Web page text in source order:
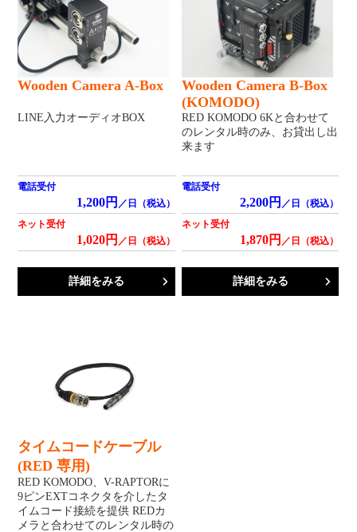
Wooden Camera A-Box
LINE入力オーディオBOX
電話受付
1,200円 ／日（税込）
ネット受付
1,020円 ／日（税込）
詳細をみる
Wooden Camera B-Box
(KOMODO)
RED KOMODO 6Kと合わせて
のレンタル時のみ、お貸出し出
来ます
電話受付
2,200円 ／日（税込）
ネット受付
1,870円 ／日（税込）
詳細をみる
タイムコードケーブル
(RED 専用)
RED KOMODO、V-RAPTORに
9ピンEXTコネクタを介したタ
イムコード接続を提供 REDカ
メラと合わせてのレンタル時の